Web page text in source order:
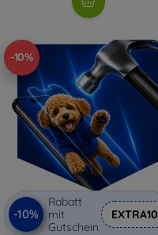
-10%
-10%
Rabatt
mit
Gutschein
EXTRA10